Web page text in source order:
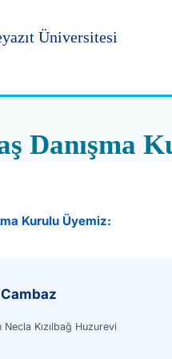
Üniversitesi
Danışma
Kurulu Üyemiz:
Kızılbağ Huzurevi